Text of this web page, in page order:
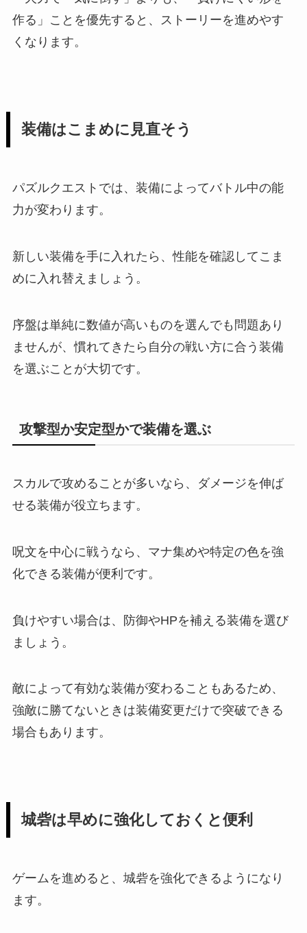
作る」ことを優先すると、ストーリーを進めやす
くなります。
装備はこまめに見直そう
パズルクエストでは、装備によってバトル中の能
力が変わります。
新しい装備を手に入れたら、性能を確認してこま
めに入れ替えましょう。
序盤は単純に数値が高いものを選んでも問題あり
ませんが、慣れてきたら自分の戦い方に合う装備
を選ぶことが大切です。
攻撃型か安定型かで装備を選ぶ
スカルで攻めることが多いなら、ダメージを伸ば
せる装備が役立ちます。
呪文を中心に戦うなら、マナ集めや特定の色を強
化できる装備が便利です。
負けやすい場合は、防御やHPを補える装備を選び
ましょう。
敵によって有効な装備が変わることもあるため、
強敵に勝てないときは装備変更だけで突破できる
場合もあります。
城砦は早めに強化しておくと便利
ゲームを進めると、城砦を強化できるようになり
ます。